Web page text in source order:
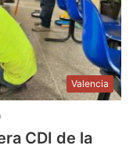
Valencia
CDI de la